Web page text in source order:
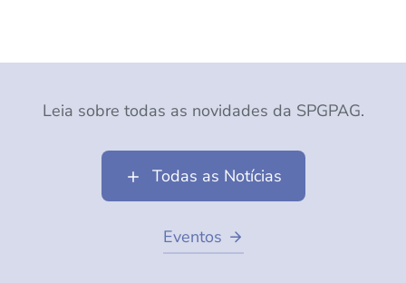
Leia sobre todas as novidades da SPGPAG.
Todas as Notícias
Eventos